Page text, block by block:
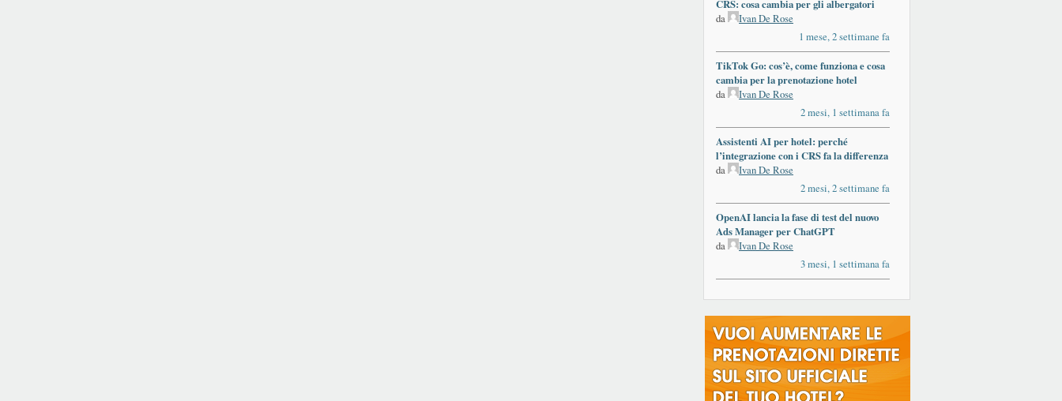
CRS: cosa cambia per gli albergatori
da
Ivan De Rose
1 mese, 2 settimane fa
TikTok Go: cos’è, come funziona e cosa
cambia per la prenotazione hotel
da
Ivan De Rose
2 mesi, 1 settimana fa
Assistenti AI per hotel: perché
l’integrazione con i CRS fa la differenza
da
Ivan De Rose
2 mesi, 2 settimane fa
OpenAI lancia la fase di test del nuovo
Ads Manager per ChatGPT
da
Ivan De Rose
3 mesi, 1 settimana fa